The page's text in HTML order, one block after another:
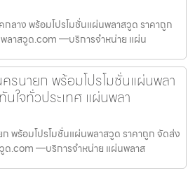
ลาง พร้อมโปรโมชั่นแผ่นพลาสวูด ราคาถูก
ลาสวูด.com —บริการจำหน่าย แผ่น
รนายก พร้อมโปรโมชั่นแผ่นพลา
ใจทั่วประเทศ แผ่นพลา
พร้อมโปรโมชั่นแผ่นพลาสวูด ราคาถูก จัดส่ง
ด.com —บริการจำหน่าย แผ่นพลาส